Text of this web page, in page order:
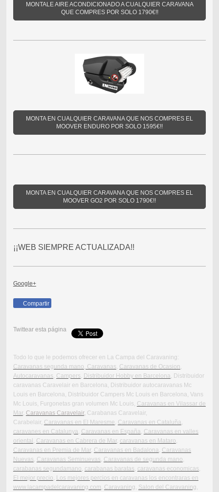
MONTALE AIRE ACONDICIONADO A CUALQUIER CARAVANA
QUE COMPRES POR SOLO 1790€!!
MONTA EN CUALQUIER CARAVANA QUE NOS COMPRES EL
MOOVER ENDURO POR SOLO 1595€!!
MONTA EN CUALQUIER CARAVANA QUE NOS COMPRES EL
MOOVER GO2 POR SOLO 1790€!!
¡¡WEB SIEMPRE ACTUALIZADA!!
Google+
Compartir
Twittear esta página
Todo lo que le podemos ofrecer en La Campa del Caravaning:
Caravanas segunda mano , Caravanas Caravanas de Ocasion
Autocaravanas, Campers, Distribuidor Hobby en Barcelona , Distribuidor
caravanas Caravelair en Barcelona, Distribuidor autocaravanas Mc
Louis en Barcelona, Distribuidor Campers Mc Louis en Barcelona, Vans
Mc Louis, Furgonetas gran volumen Mc Louis, Caravanas en Vilassar de
Mar, Caravanas Caravelair, Carabanas Caravelair,
Carabelair, Caravanas en El Maresme Caravanas en Cataluña
caravanes en Catalunya Caravanas en España Caravanas en valles
oriental Caravanas en Cabrera de Mar, caravanas en Mataro
Caravanas en Premia de Mar, Caravanas en Badalona Caravanas
Nuevas Caravanas Seminuevas Caravanas de segunda mano
carabanas segundamano carabanas baratas caravanas economicas
El mejor precio Los mejores percios en caravanas los encontraras en
www.lacampadelcaravaning.com Caravaning Salon del Caravaning